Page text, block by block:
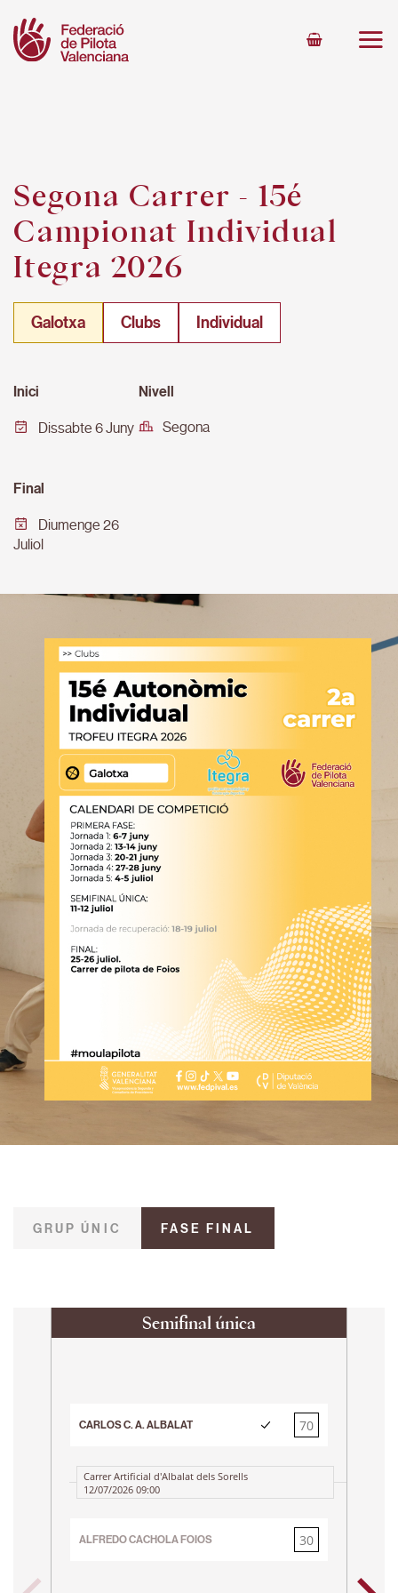
content
Segona Carrer - 15é
Campionat Individual
Itegra 2026
Galotxa Clubs Individual
Inici
Dissabte 6 Juny
Nivell
Segona
Final
Diumenge 26
Juliol
GRUP ÚNIC FASE FINAL
Semifinal única
CARLOS C. A. ALBALAT
70
30
ALFREDO CACHOLA FOIOS
30
70
Carrer Artificial d'Albalat dels Sorells
12/07/2026 09:00